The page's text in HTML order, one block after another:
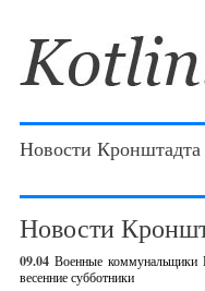
Новости Кронштадта
Новости
09.04 Военные коммунальщики
весенние субботники